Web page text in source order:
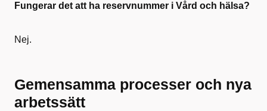
Fungerar det att ha reservnummer i Vård och hälsa?
Nej.
Gemensamma processer och nya
arbetssätt